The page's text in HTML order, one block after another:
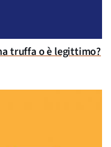
truffa o è legittimo?